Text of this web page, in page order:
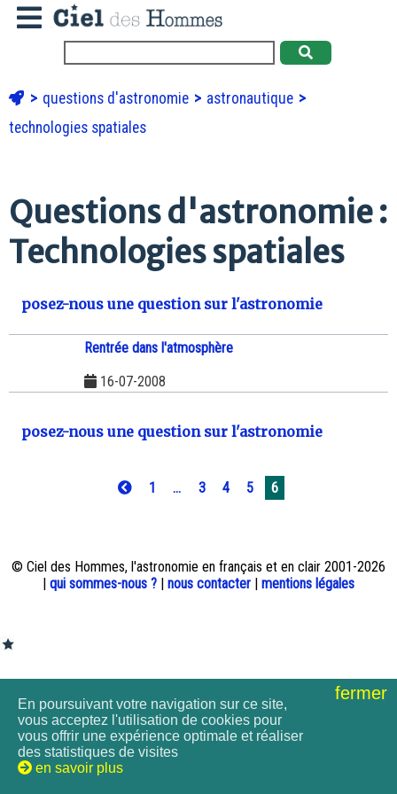
questions d'astronomie
astronautique
technologies spatiales
Questions d'astronomie :
Technologies spatiales
posez-nous une question sur l'astronomie
Rentrée dans l'atmosphère
16-07-2008
posez-nous une question sur l'astronomie
1 ... 3 4 5 6
© Ciel des Hommes, l'astronomie en français et en clair 2001-2026
| qui sommes-nous ? | nous contacter | mentions légales
fermer
En poursuivant votre navigation sur ce site,
vous acceptez l'utilisation de cookies pour
vous offrir une expérience optimale et réaliser
des statistiques de visites
en savoir plus